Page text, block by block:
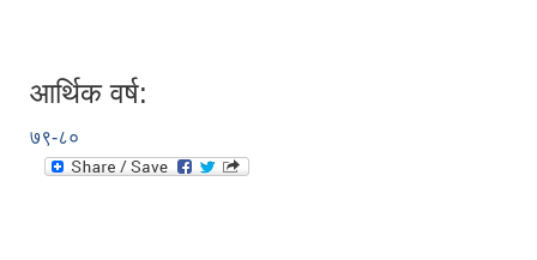
आर्थिक वर्ष:
७९-८०